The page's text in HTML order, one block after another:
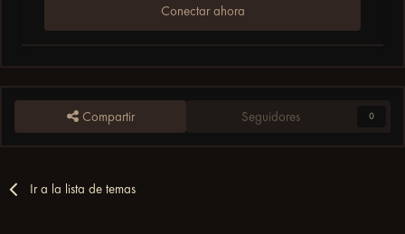
Conectar ahora
Compartir Seguidores 0
Ir a la lista de temas